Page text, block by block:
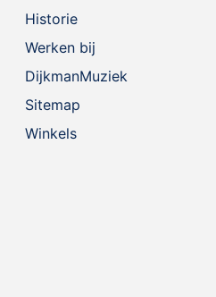
Historie
Werken bij
DijkmanMuziek
Sitemap
Winkels